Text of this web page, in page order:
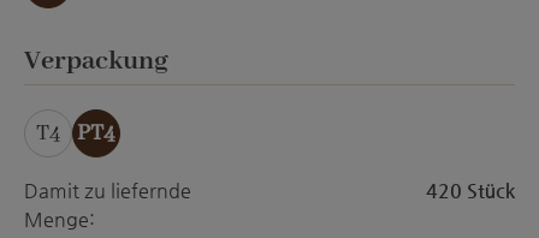
Verpackungauswählen
T4 PT4
Damit zu liefernde
Menge:
420 Stück